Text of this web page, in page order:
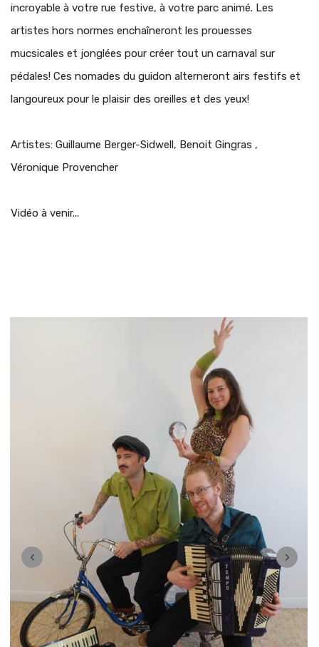
incroyable à votre rue festive, à votre parc animé. Les
artistes hors normes enchaîneront les prouesses
mucsicales et jonglées pour créer tout un carnaval sur
pédales! Ces nomades du guidon alterneront airs festifs et
langoureux pour le plaisir des oreilles et des yeux!
Artistes: Guillaume Berger-Sidwell, Benoit Gingras ,
Véronique Provencher
Vidéo à venir...